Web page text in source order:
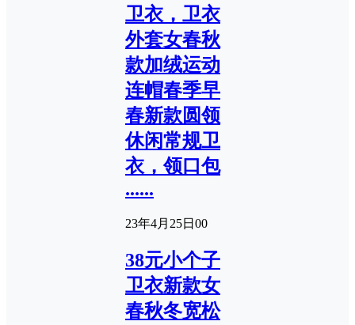
卫衣，卫衣
外套女春秋
款加绒运动
连帽春季早
春新款圆领
休闲常规卫
衣，领口包
......
23年4月25日 00
38元小个子
卫衣新款女
春秋冬宽松